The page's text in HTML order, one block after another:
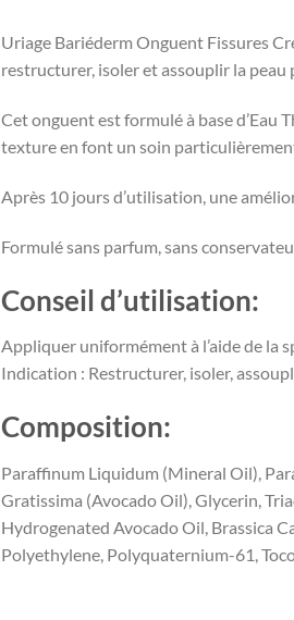
Uriage Bariéderm Onguent Fissures
restructurer, isoler et assouplir la peau
Cet onguent est formulé à base d’Eau
texture en font un soin
Après 10 jours d’utilisation, une
Formulé sans parfum, sans
Conseil d’utilisation:
Appliquer uniformément à l’aide de la
Indication : Restructurer, isoler,
Composition:
Paraffinum Liquidum (Mineral Oil),
Gratissima (Avocado Oil), Glycerin,
Hydrogenated Avocado Oil, Brassica
Polyethylene, Polyquaternium-61,